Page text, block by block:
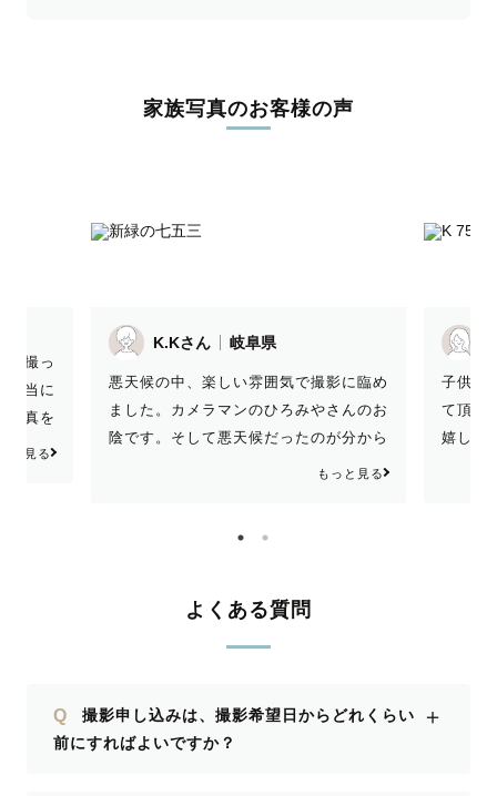
家族写真のお客様の声
に臨め
んのお
げてい
Y.Kさん 岐阜県
子供の一瞬の仕草やポーズを逃さず撮っ
て頂き、写真に残すことが出来て本当に
嬉しいです。あれから毎日何度も写真を
眺めています。生憎の天気でしたがそれ
もっと見る
悪天候
ました
陰です
よくある質問
Q
撮影申し込みは、撮影希望日からどれくらい
前にすればよいですか？
＋